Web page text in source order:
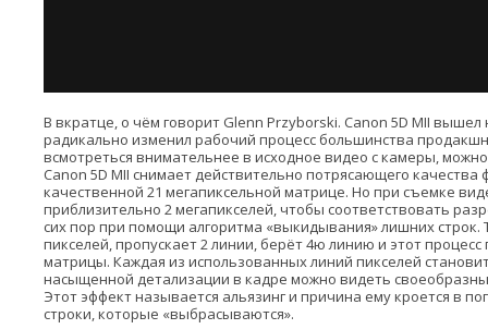
В вкратце, о чём говорит Glenn Przyborski. Canon 5D MII вышел
радикально изменил рабочий процесс большинства
всмотреться внимательнее в исходное видео с камеры,
Canon 5D MII снимает действительно потрясающего качества
качественной 21 мегапиксельной матрице. Но при съемке
приблизительно 2 мегапикселей, чтобы соответствовать
сих пор при помощи алгоритма «выкидывания» лишних
пикселей, пропускает 2 линии, берёт 4ю линию и этот
матрицы. Каждая из использованных линий пикселей
насыщенной детализации в кадре можно видеть
Этот эффект называется альязинг и причина ему кроется в
строки, которые «выбрасываются».